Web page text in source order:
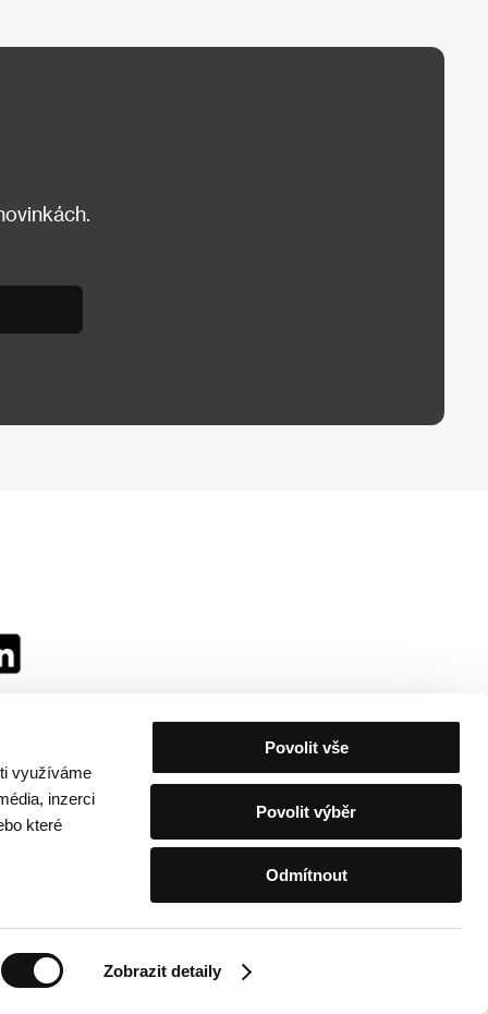
využíváme
inzerci
které
Zobrazit detaily
Povolit vše
Povolit výběr
Odmítnout